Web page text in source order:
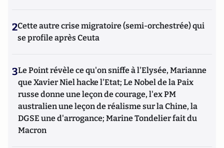
2Cette autre crise migratoire (semi-orchestrée) qui
se profile après Ceuta
3Le Point révèle ce qu'on sniffe à l'Elysée, Marianne
que Xavier Niel hacke l'Etat; Le Nobel de la Paix
russe donne une leçon de courage, l'ex PM
australien une leçon de réalisme sur la Chine, la
DGSE une d'arrogance; Marine Tondelier fait du
Macron